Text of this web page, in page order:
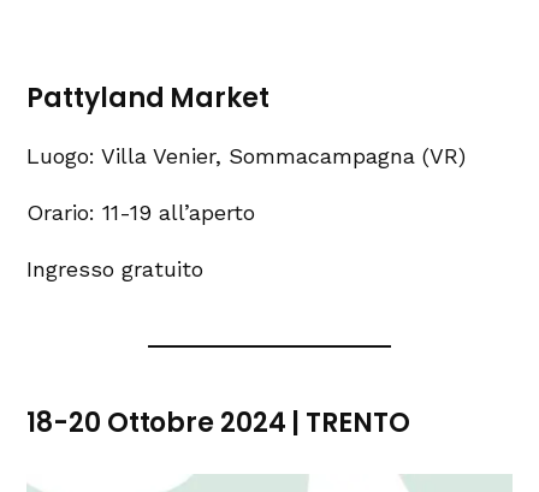
Pattyland Market
Luogo: Villa Venier, Sommacampagna (VR)
Orario: 11-19 all’aperto
Ingresso gratuito
18-20 Ottobre 2024 | TRENTO